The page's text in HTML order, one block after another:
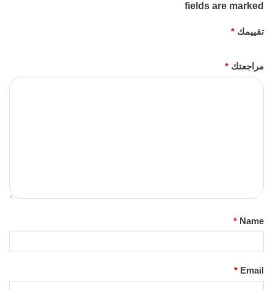
fields are marked
تقييمك *
مراجعتك *
Name
*
Email
*